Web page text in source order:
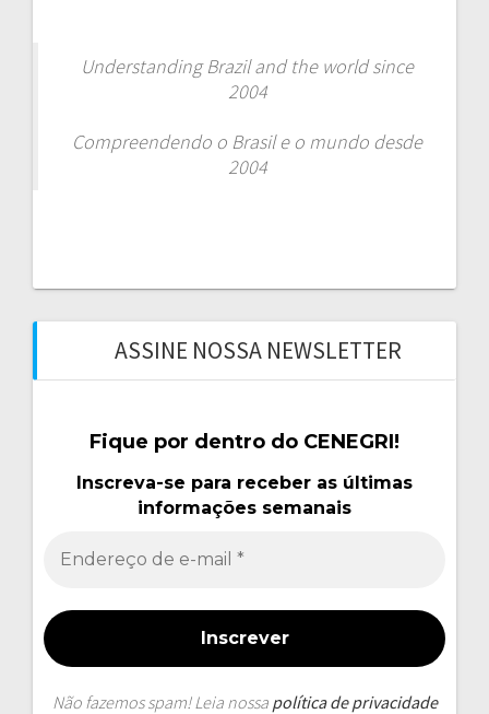
Understanding Brazil and the world since
2004
Compreendendo o Brasil e o mundo desde
2004
ASSINE NOSSA NEWSLETTER
Fique por dentro do CENEGRI!
Inscreva-se para receber as últimas
informações semanais
Não fazemos spam! Leia nossa política de privacidade